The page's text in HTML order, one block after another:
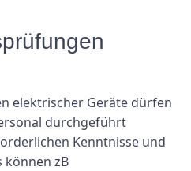
elektrischer Geräte dürfen
durchgeführt
Kenntnisse und
können zB